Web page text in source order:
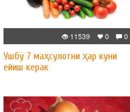
0
0
11539
Ушбу 7 маҳсулотни ҳар куни
ейиш керак